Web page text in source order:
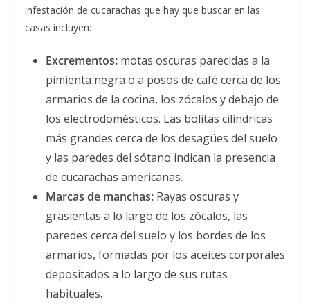
infestación de cucarachas que hay que buscar en las
casas incluyen:
Excrementos: motas oscuras parecidas a la
pimienta negra o a posos de café cerca de los
armarios de la cocina, los zócalos y debajo de
los electrodomésticos. Las bolitas cilíndricas
más grandes cerca de los desagües del suelo
y las paredes del sótano indican la presencia
de cucarachas americanas.
Marcas de manchas: Rayas oscuras y
grasientas a lo largo de los zócalos, las
paredes cerca del suelo y los bordes de los
armarios, formadas por los aceites corporales
depositados a lo largo de sus rutas
habituales.